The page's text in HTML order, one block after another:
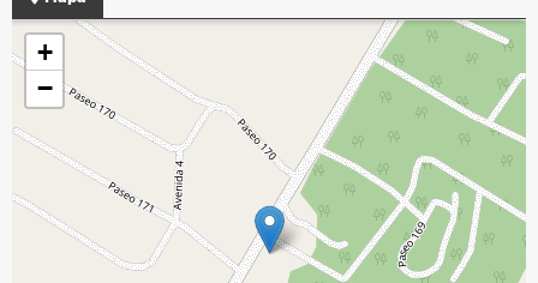
+
−